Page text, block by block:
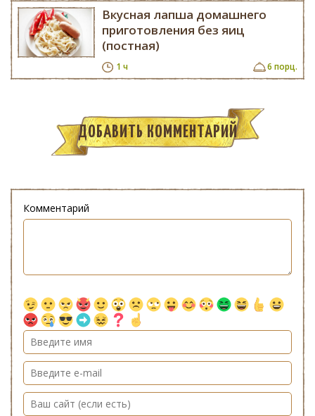
Вкусная лапша домашнего
приготовления без яиц
(постная)
1 ч 6 порц.
ДОБАВИТЬ КОММЕНТАРИЙ
Комментарий